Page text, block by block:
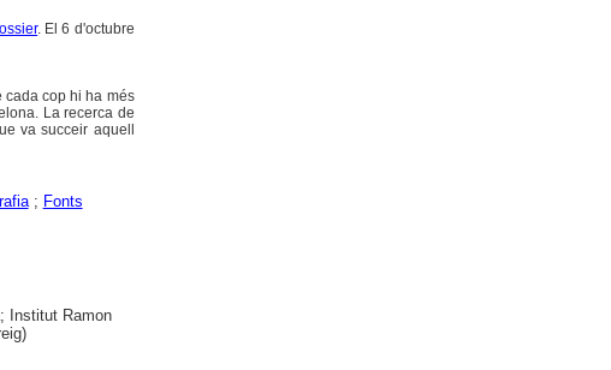
. El 6 d'octubre
cada cop hi ha més
La recerca de
va succeir aquell
; Fonts
Institut Ramon